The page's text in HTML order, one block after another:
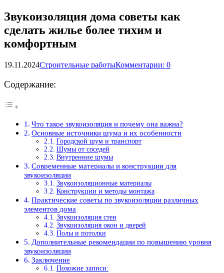
Звукоизоляция дома советы как
сделать жилье более тихим и
комфортным
19.11.2024Строительные работыКомментарии: 0
Содержание:
Что такое звукоизоляция и почему она важна?
Основные источники шума и их особенности
Городской шум и транспорт
Шумы от соседей
Внутренние шумы
Современные материалы и конструкции для
звукоизоляции
Звукоизоляционные материалы
Конструкции и методы монтажа
Практические советы по звукоизоляции различных
элементов дома
Звукоизоляция стен
Звукоизоляция окон и дверей
Полы и потолки
Дополнительные рекомендации по повышению уровня
звукоизоляции
Заключение
Похожие записи: